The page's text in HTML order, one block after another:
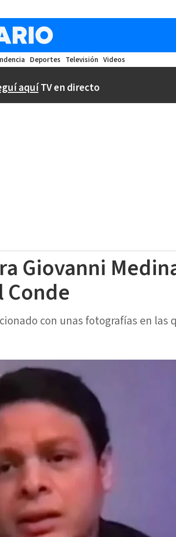
Deportes Televisión Videos
aquíTV en directo
Giovanni
con unas fotografías en las